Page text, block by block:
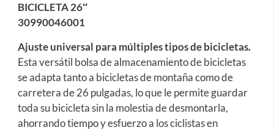
BICICLETA 26″
30990046001
Ajuste universal para múltiples tipos de bicicletas.
Esta versátil bolsa de almacenamiento de bicicletas
se adapta tanto a bicicletas de montaña como de
carretera de 26 pulgadas, lo que le permite guardar
toda su bicicleta sin la molestia de desmontarla,
ahorrando tiempo y esfuerzo a los ciclistas en